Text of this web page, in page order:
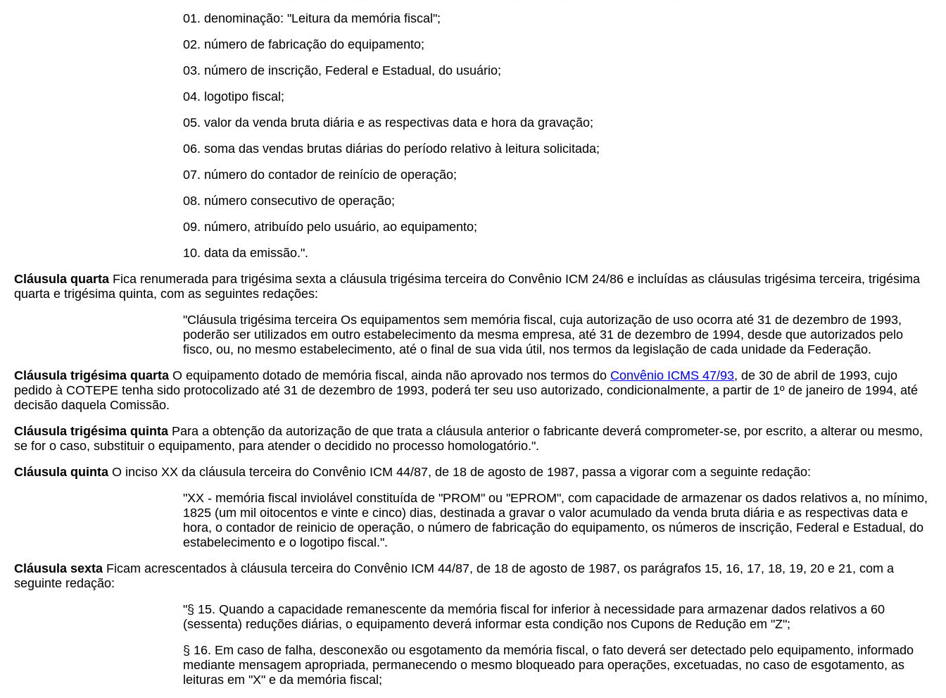
01. denominação: "Leitura da memória fiscal";
02. número de fabricação do equipamento;
03. número de inscrição, Federal e Estadual, do usuário;
04. logotipo fiscal;
05. valor da venda bruta diária e as respectivas data e hora da gravação;
06. soma das vendas brutas diárias do período relativo à leitura solicitada;
07. número do contador de reinício de operação;
08. número consecutivo de operação;
09. número, atribuído pelo usuário, ao equipamento;
10. data da emissão.".
Cláusula quarta Fica renumerada para trigésima sexta a cláusula trigésima terceira do Convênio ICM 24/86 e incluídas as cláusulas trigésima terceira, trigésima
quarta e trigésima quinta, com as seguintes redações:
"Cláusula trigésima terceira Os equipamentos sem memória fiscal, cuja autorização de uso ocorra até 31 de dezembro de 1993,
poderão ser utilizados em outro estabelecimento da mesma empresa, até 31 de dezembro de 1994, desde que autorizados pelo
fisco, ou, no mesmo estabelecimento, até o final de sua vida útil, nos termos da legislação de cada unidade da Federação.
Cláusula trigésima quarta O equipamento dotado de memória fiscal, ainda não aprovado nos termos do Convênio ICMS 47/93, de 30 de abril de 1993, cujo
pedido à COTEPE tenha sido protocolizado até 31 de dezembro de 1993, poderá ter seu uso autorizado, condicionalmente, a partir de 1º de janeiro de 1994, até
decisão daquela Comissão.
Cláusula trigésima quinta Para a obtenção da autorização de que trata a cláusula anterior o fabricante deverá comprometer-se, por escrito, a alterar ou mesmo,
se for o caso, substituir o equipamento, para atender o decidido no processo homologatório.".
Cláusula quinta O inciso XX da cláusula terceira do Convênio ICM 44/87, de 18 de agosto de 1987, passa a vigorar com a seguinte redação:
"XX - memória fiscal inviolável constituída de "PROM" ou "EPROM", com capacidade de armazenar os dados relativos a, no mínimo,
1825 (um mil oitocentos e vinte e cinco) dias, destinada a gravar o valor acumulado da venda bruta diária e as respectivas data e
hora, o contador de reinicio de operação, o número de fabricação do equipamento, os números de inscrição, Federal e Estadual, do
estabelecimento e o logotipo fiscal.".
Cláusula sexta Ficam acrescentados à cláusula terceira do Convênio ICM 44/87, de 18 de agosto de 1987, os parágrafos 15, 16, 17, 18, 19, 20 e 21, com a
seguinte redação:
"§ 15. Quando a capacidade remanescente da memória fiscal for inferior à necessidade para armazenar dados relativos a 60
(sessenta) reduções diárias, o equipamento deverá informar esta condição nos Cupons de Redução em "Z";
§ 16. Em caso de falha, desconexão ou esgotamento da memória fiscal, o fato deverá ser detectado pelo equipamento, informado
mediante mensagem apropriada, permanecendo o mesmo bloqueado para operações, excetuadas, no caso de esgotamento, as
leituras em "X" e da memória fiscal;